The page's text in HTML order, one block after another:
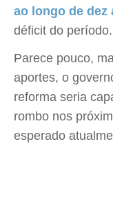
ao longo de dez
déficit do período.
Parece pouco,
aportes, o
reforma seria
rombo nos
esperado